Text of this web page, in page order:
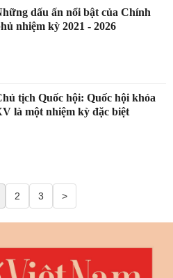
dấu ấn nổi bật của Chính
nhiệm kỳ 2021 - 2026
tịch Quốc hội: Quốc hội khóa
là một nhiệm kỳ đặc biệt
2 3 >